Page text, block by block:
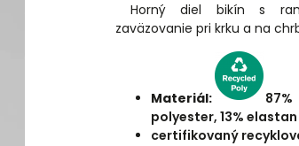
Horný diel bikín s
zaväzovanie pri krku a na
Materiál:
polyester, 13% elastan
certifikovaný